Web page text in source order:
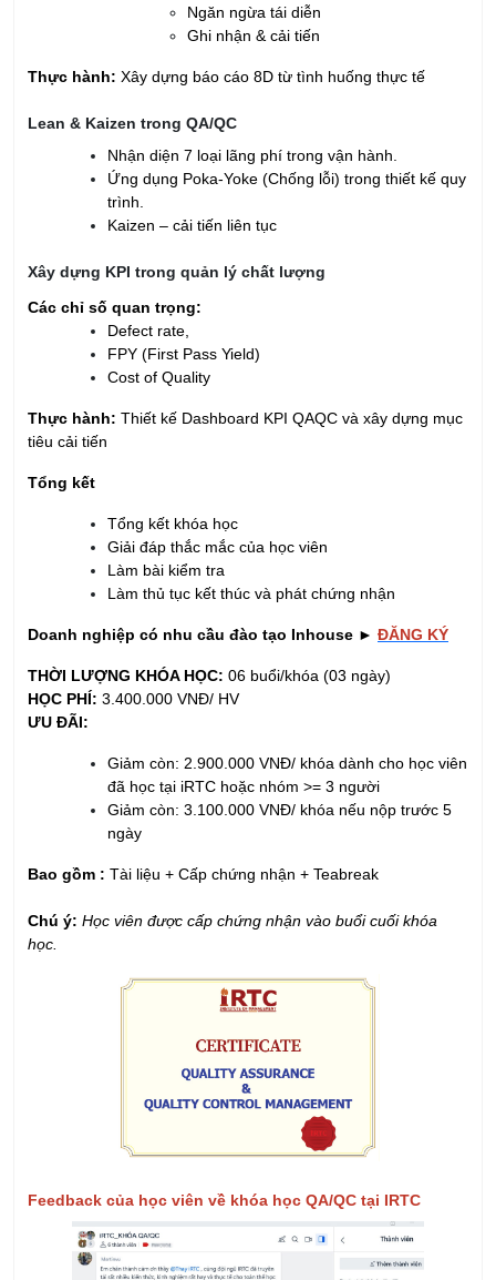
Ngăn ngừa tái diễn
Ghi nhận & cải tiến
Thực hành: Xây dựng báo cáo 8D từ tình huống thực tế
Lean & Kaizen trong QA/QC
Nhận diện 7 loại lãng phí trong vận hành.
Ứng dụng Poka-Yoke (Chống lỗi) trong thiết kế quy
trình.
Kaizen – cải tiến liên tục
Xây dựng KPI trong quản lý chất lượng
Các chỉ số quan trọng:
Defect rate,
FPY (First Pass Yield)
Cost of Quality
Thực hành: Thiết kế Dashboard KPI QAQC và xây dựng mục
tiêu cải tiến
Tổng kết
Tổng kết khóa học
Giải đáp thắc mắc của học viên
Làm bài kiểm tra
Làm thủ tục kết thúc và phát chứng nhận
Doanh nghiệp có nhu cầu đào tạo Inhouse ► ĐĂNG KÝ
THỜI LƯỢNG KHÓA HỌC: 06 buổi/khóa (03 ngày)
HỌC PHÍ: 3.400.000 VNĐ/ HV
ƯU ĐÃI:
Giảm còn: 2.900.000 VNĐ/ khóa dành cho học viên
đã học tại iRTC hoặc nhóm >= 3 người
Giảm còn: 3.100.000 VNĐ/ khóa nếu nộp trước 5
ngày
Bao gồm : Tài liệu + Cấp chứng nhận + Teabreak
Chú ý: Học viên được cấp chứng nhận vào buổi cuối khóa
học.
Feedback của học viên về khóa học QA/QC tại IRTC